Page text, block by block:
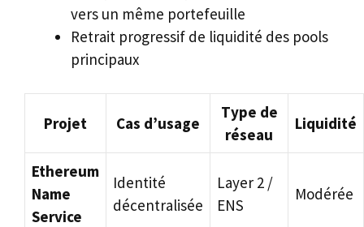
vers un même portefeuille
Retrait progressif de liquidité des pools
principaux
Projet Cas d’usage
Type de
réseau
Liquidité
Ethereum
Name
Service
Identité
décentralisée
Layer 2 /
ENS
Modérée